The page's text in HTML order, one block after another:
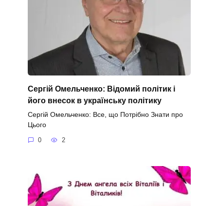
Сергій Омельченко: Відомий політик і
його внесок в українську політику
Сергій Омельченко: Все, що Потрібно Знати про
Цього
0 2